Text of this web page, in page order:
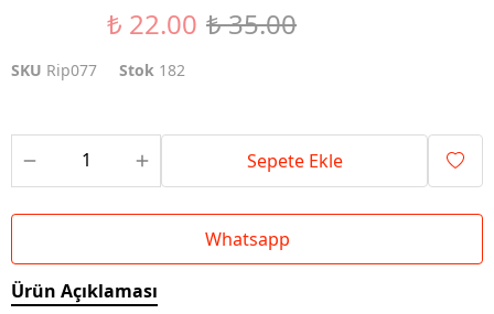
₺ 22.00 ₺ 35.00
SKU Rip077 Stok 182
Sepete Ekle
Whatsapp
Ürün Açıklaması